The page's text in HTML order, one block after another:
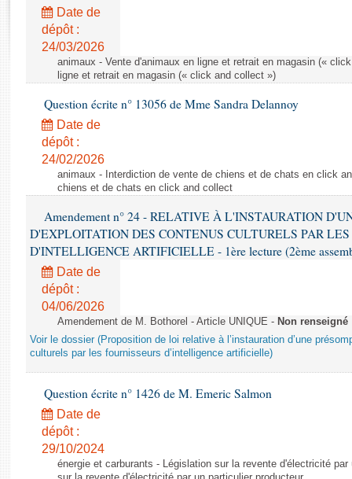
Rapports législatifs
Rapports sur l'application des lois
Baromètre de l’application des lois
Dossiers législatifs
Budget et sécurité sociale
Questions écrites et orales
Comptes rendus des débats
Date de
dépôt :
24/03/2026
animaux - Vente d'animaux en ligne et retrait en magasin («
ligne et retrait en magasin (« click and collect »)
Question écrite n° 13056 de Mme Sandra Delannoy
Date de
dépôt :
24/02/2026
animaux - Interdiction de vente de chiens et de chats en click
chiens et de chats en click and collect
Amendement n° 24 - RELATIVE À L'INSTAURATION
D'EXPLOITATION DES CONTENUS CULTURELS PAR LES
D'INTELLIGENCE ARTIFICIELLE - 1ère lecture (2ème
Date de
dépôt :
04/06/2026
Amendement de M. Bothorel - Article UNIQUE - Non renseigné
Voir le dossier (Proposition de loi relative à l’instauration d’une
culturels par les fournisseurs d’intelligence artificielle)
Question écrite n° 1426 de M. Emeric Salmon
Date de
dépôt :
29/10/2024
énergie et carburants - Législation sur la revente d'électricité